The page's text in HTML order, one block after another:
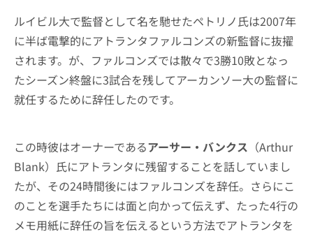
ルイビル大で監督として名を馳せたペトリノ氏は2007年
に半ば電撃的にアトランタファルコンズの新監督に抜擢
されます。が、ファルコンズでは散々で3勝10敗となっ
たシーズン終盤に3試合を残してアーカンソー大の監督に
就任するために辞任したのです。
この時彼はオーナーであるアーサー・バンクス （Arthur
Blank）氏にアトランタに残留することを話していまし
たが、その24時間後にはファルコンズを辞任。さらにこ
のことを選手たちには面と向かって伝えず、たった4行の
メモ用紙に辞任の旨を伝えるという方法でアトランタを